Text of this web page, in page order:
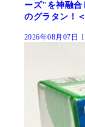
ーズ"を神融合
のグラタン！
2026年08月07日